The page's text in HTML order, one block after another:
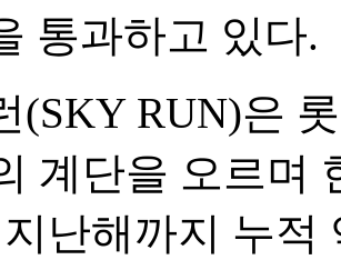
통과하고 있다.
(SKY RUN)은
계단을 오르며
난해까지 누적